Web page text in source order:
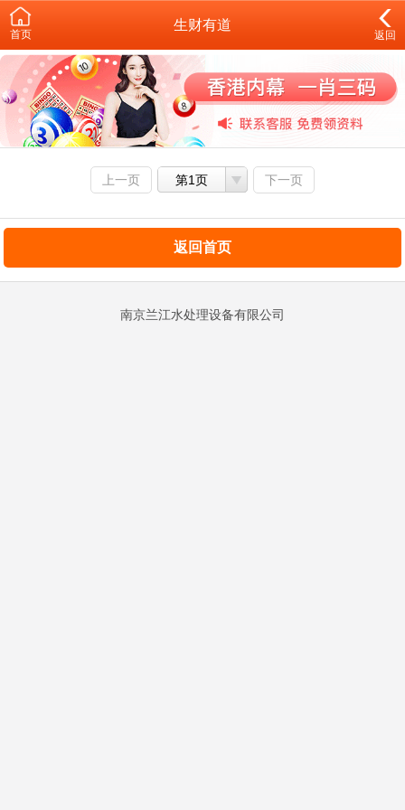
首页
生财有道
返回
上一页 第1页 下一页
返回首页
南京兰江水处理设备有限公司